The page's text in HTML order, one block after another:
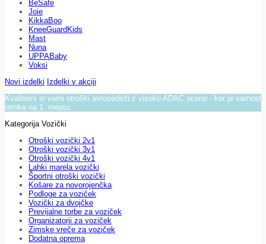
BeSafe
Joie
KikkaBoo
KneeGuardKids
Mast
Nuna
UPPABaby
Voksi
Novi izdelki Izdelki v akciji
Kvalitetni in varni otroški avtosedeži z visoko ADAC oceno - ker je varnost
otroka na 1. mestu.
Kategorija Vozički
Otroški vozički 2v1
Otroški vozički 3v1
Otroški vozički 4v1
Lahki marela vozički
Športni otroški vozički
Košare za novorojenčka
Podloge za voziček
Vozički za dvojčke
Previjalne torbe za voziček
Organizatorji za voziček
Zimske vreče za voziček
Dodatna oprema